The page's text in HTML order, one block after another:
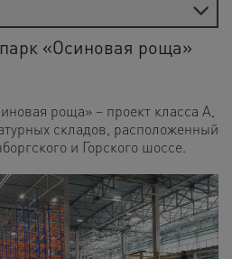
«Осиновая роща»
роща» – проект класса А,
складов, расположенный
и Горского шоссе.